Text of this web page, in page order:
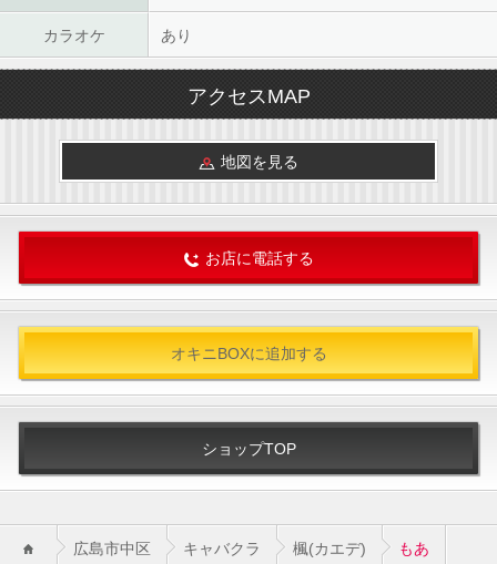
カラオケ あり
アクセスMAP
地図を見る
お店に電話する
オキニBOXに追加する
ショップTOP
広島市中区 キャバクラ 楓(カエデ) もあ